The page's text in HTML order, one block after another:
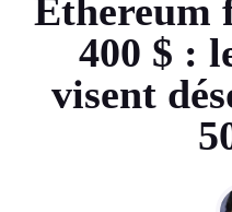
Ethereum
400 $ :
visent